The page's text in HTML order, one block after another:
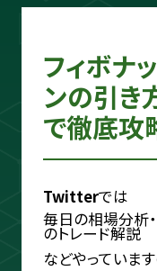
クロユ
2020年に
は毎日
ouTube＆
す。"わか
手伝いを
フィボナ
ンの引き
で徹底攻
Twitterでは
毎日の相場分析
のトレード解説
などやっていま